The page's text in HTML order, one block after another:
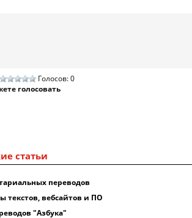
Голосов: 0
голосовать
статьи
переводов
текстов, вебсайтов и ПО
"Азбука"